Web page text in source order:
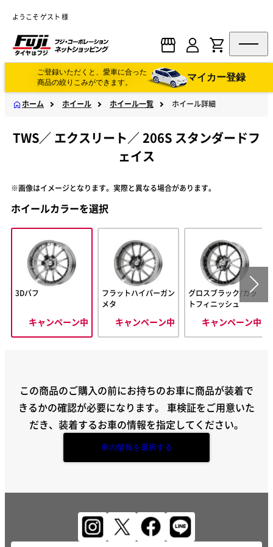
ようこそ ゲスト 様
ご登録いただくと、愛車に合った
商品の絞りこみができます。
マイカー登録
ホーム ホイール ホイール一覧 ホイール詳細
TWS／ エクスリート／206S スタンダードフ
ェイス
※画像はイメージとなります。実際と異なる場合があります。
ホイールカラーを選択
3Dバフ
キャンペーン中
フラットハイパーガン
メタ
キャンペーン中
グロスブラック/カッ
トフィニッシュ
キャンペーン中
この商品のご購入の前にお持ちのお車に商品が装着で
きるかの確認が必要になります。 車検証をご用意いた
だき、装着するお車の情報を指定してください。
車の情報を選択する